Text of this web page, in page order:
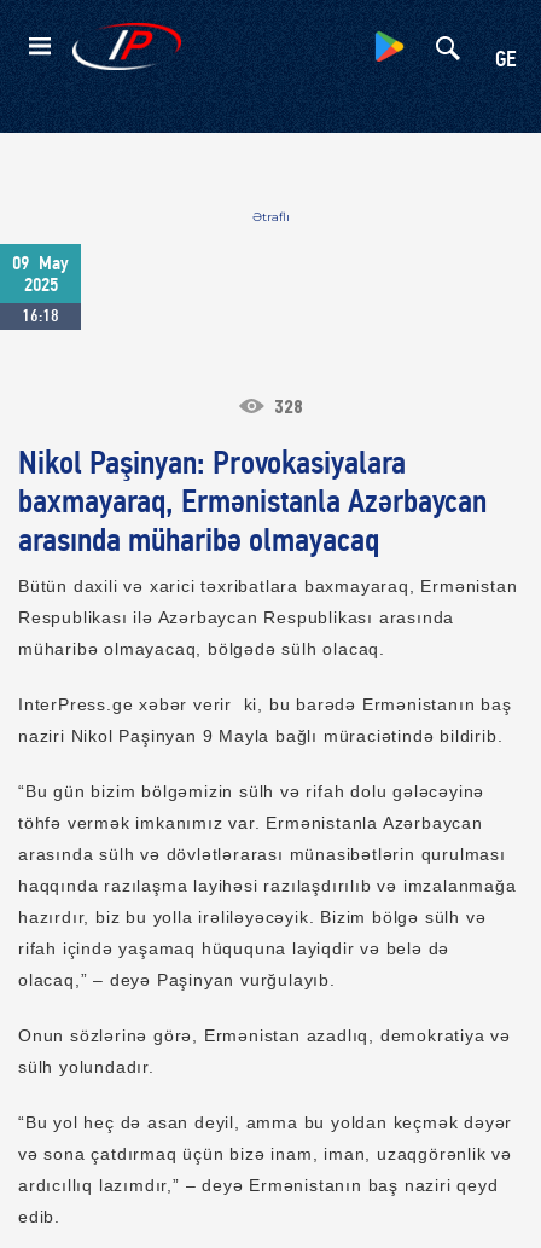
GE
Kateqoriyalar
Ətraflı
09
May
2025
16:18
328
Nikol Paşinyan: Provokasiyalara
baxmayaraq, Ermənistanla Azərbaycan
arasında müharibə olmayacaq
Bütün daxili və xarici təxribatlara baxmayaraq, Ermənistan
Respublikası ilə Azərbaycan Respublikası arasında
müharibə olmayacaq, bölgədə sülh olacaq.
InterPress.ge xəbər verir ki, bu barədə Ermənistanın baş
naziri Nikol Paşinyan 9 Mayla bağlı müraciətində bildirib.
“Bu gün bizim bölgəmizin sülh və rifah dolu gələcəyinə
töhfə vermək imkanımız var. Ermənistanla Azərbaycan
arasında sülh və dövlətlərarası münasibətlərin qurulması
haqqında razılaşma layihəsi razılaşdırılıb və imzalanmağa
hazırdır, biz bu yolla irəliləyəcəyik. Bizim bölgə sülh və
rifah içində yaşamaq hüququna layiqdir və belə də
olacaq,” – deyə Paşinyan vurğulayıb.
Onun sözlərinə görə, Ermənistan azadlıq, demokratiya və
sülh yolundadır.
“Bu yol heç də asan deyil, amma bu yoldan keçmək dəyər
və sona çatdırmaq üçün bizə inam, iman, uzaqgörənlik və
ardıcıllıq lazımdır,” – deyə Ermənistanın baş naziri qeyd
edib.